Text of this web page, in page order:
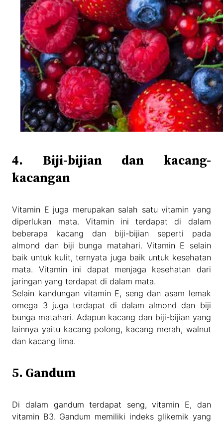
4. Biji-bijian dan kacang-
kacangan
Vitamin E juga merupakan salah satu vitamin yang
diperlukan mata. Vitamin ini terdapat di dalam
beberapa kacang dan biji-bijian seperti pada
almond dan biji bunga matahari. Vitamin E selain
baik untuk kulit, ternyata juga baik untuk kesehatan
mata. Vitamin ini dapat menjaga kesehatan dari
jaringan yang terdapat di dalam mata.
Selain kandungan vitamin E, seng dan asam lemak
omega 3 juga terdapat di dalam almond dan biji
bunga matahari. Adapun kacang dan biji-bijian yang
lainnya yaitu kacang polong, kacang merah, walnut
dan kacang lima.
5. Gandum
Di dalam gandum terdapat seng, vitamin E, dan
vitamin B3. Gandum memiliki indeks glikemik yang